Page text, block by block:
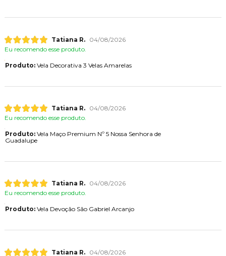
Tatiana R.
04/08/2026
Eu recomendo esse produto.
Produto:Vela Decorativa 3 Velas Amarelas
Tatiana R.
04/08/2026
Eu recomendo esse produto.
Produto:Vela Maço Premium Nº 5 Nossa Senhora de
Guadalupe
Tatiana R.
04/08/2026
Eu recomendo esse produto.
Produto:Vela Devoção São Gabriel Arcanjo
Tatiana R.
04/08/2026